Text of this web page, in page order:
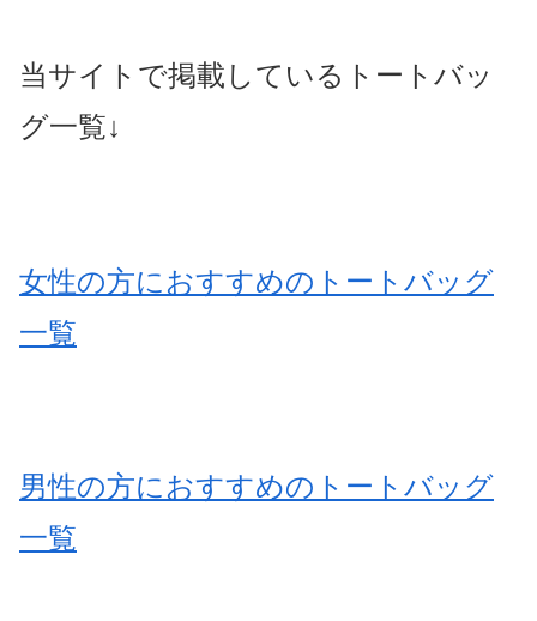
当サイトで掲載しているトートバッ
グ一覧↓
女性の方におすすめのトートバッグ
一覧
男性の方におすすめのトートバッグ
一覧